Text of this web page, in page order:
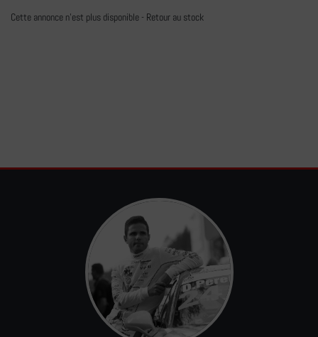
Cette annonce n'est plus disponible - Retour au stock